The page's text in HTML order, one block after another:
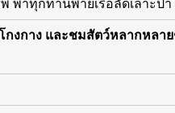
พาทุกท่านพายเรือลัดเลาะป่
งกาง และชมสัตว์หลากหลา